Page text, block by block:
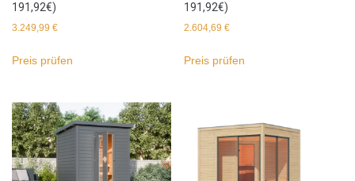
191,92€)
3.249,99 €
Preis prüfen
191,92€)
2.604,69€
Preis prüfen